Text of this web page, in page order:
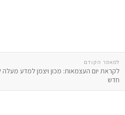
למאמר הקודם
לקראת יום העצמאות: מכון ויצמן למדע
חדש